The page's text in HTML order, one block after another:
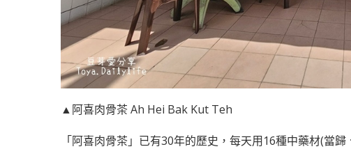
▲阿喜肉骨茶 Ah Hei Bak Kut Teh
「阿喜肉骨茶」已有30年的歷史，每天用16種中藥材(當